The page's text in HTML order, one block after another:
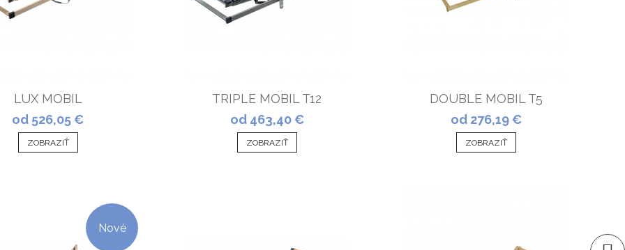
LUX MOBIL
od 526,05 €
ZOBRAZIŤ
TRIPLE MOBIL T12
od 463,40 €
ZOBRAZIŤ
DOUBLE MOBIL T5
od 276,19 €
ZOBRAZIŤ
Nové